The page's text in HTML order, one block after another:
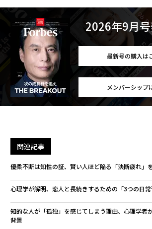
2026年9月
最新号の購入は
メンバーシップ
関連記事
優柔不断は知性の証、賢い人ほど陥る「決断疲れ」
心理学が解明、恋人と長続きするための「3つの日常
知的な人が「孤独」を感じてしまう理由、心理学者
背景